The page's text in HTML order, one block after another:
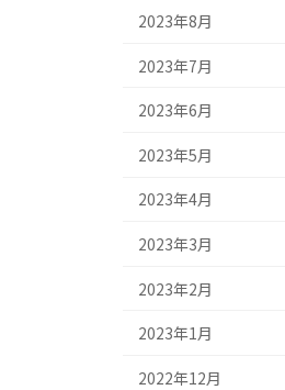
2023年8月
2023年7月
2023年6月
2023年5月
2023年4月
2023年3月
2023年2月
2023年1月
2022年12月